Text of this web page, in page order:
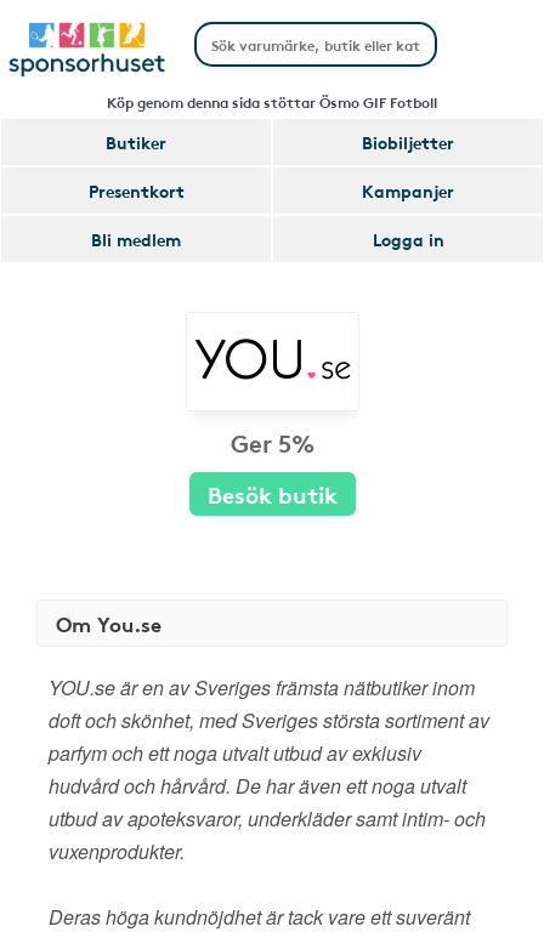
Köp genom denna sida stöttar Ösmo GIF Fotboll
Butiker
Biobiljetter
Presentkort
Kampanjer
Bli medlem
Logga in
Ger 5%
Besök butik
Om You.se
YOU.se är en av Sveriges främsta nätbutiker inom
doft och skönhet, med Sveriges största sortiment av
parfym och ett noga utvalt utbud av exklusiv
hudvård och hårvård. De har även ett noga utvalt
utbud av apoteksvaror, underkläder samt intim- och
vuxenprodukter.
Deras höga kundnöjdhet är tack vare ett suveränt